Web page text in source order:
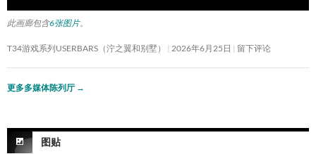
此画廊包含6张图片。
T34游戏系列USERBARS（泞之翼和别墅） 2026年6月25日 留下评论
更多多媒体陈列厅 →
图贴